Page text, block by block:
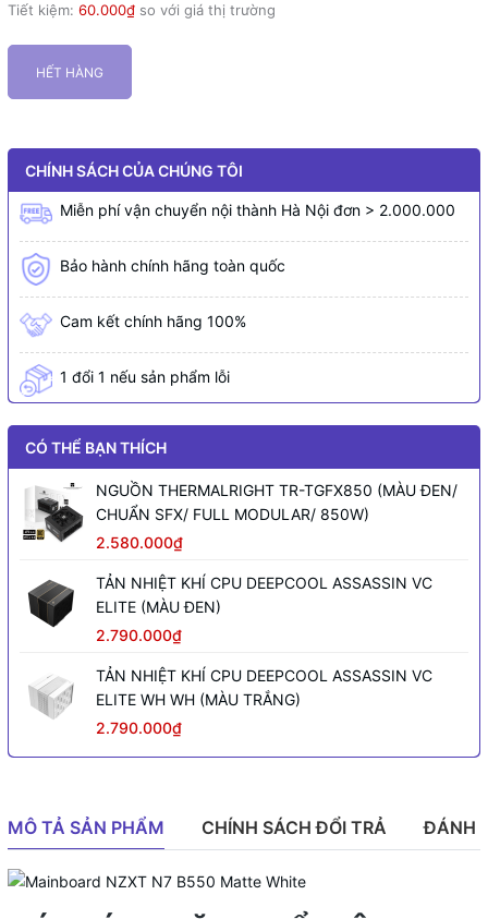
Tiết kiệm: 60.000₫ so với giá thị trường
HẾT HÀNG
CHÍNH SÁCH CỦA CHÚNG TÔI
Miễn phí vận chuyển nội thành Hà Nội đơn > 2.000.000
Bảo hành chính hãng toàn quốc
Cam kết chính hãng 100%
1 đổi 1 nếu sản phẩm lỗi
CÓ THỂ BẠN THÍCH
NGUỒN THERMALRIGHT TR-TGFX850 (MÀU ĐEN/
CHUẨN SFX/ FULL MODULAR/ 850W)
2.580.000₫
TẢN NHIỆT KHÍ CPU DEEPCOOL ASSASSIN VC
ELITE (MÀU ĐEN)
2.790.000₫
TẢN NHIỆT KHÍ CPU DEEPCOOL ASSASSIN VC
ELITE WH WH (MÀU TRẮNG)
2.790.000₫
MÔ TẢ SẢN PHẨM CHÍNH SÁCH ĐỔI TRẢ ĐÁNH